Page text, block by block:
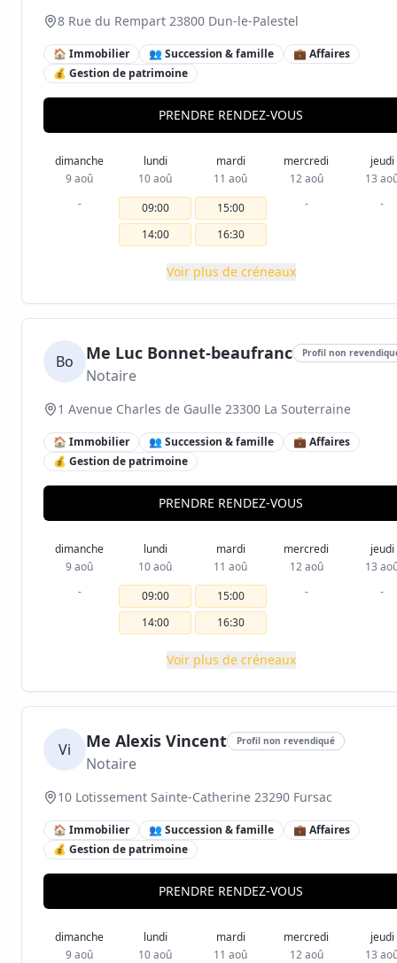
8 Rue du Rempart 23800 Dun-le-Palestel
🏠 Immobilier 👥 Succession & famille
💼 Affaires
💰 Gestion de patrimoine
PRENDRE RENDEZ-VOUS
dimanche
9 aoû
-
lundi
10 aoû
09:00
14:00
mardi
11 aoû
15:00
16:30
mercredi
12 aoû
-
jeudi
13
-
Voir plus de créneaux
Bo Me Luc Bonnet-beaufranc Profil non
Notaire
1 Avenue Charles de Gaulle 23300 La Souterraine
🏠 Immobilier 👥 Succession & famille
💼 Affaires
💰 Gestion de patrimoine
PRENDRE RENDEZ-VOUS
dimanche
9 aoû
-
lundi
10 aoû
09:00
14:00
mardi
11 aoû
15:00
16:30
mercredi
12 aoû
-
jeudi
13
-
Voir plus de créneaux
Vi Me Alexis Vincent Profil non revendiqué
Notaire
10 Lotissement Sainte-Catherine 23290 Fursac
🏠 Immobilier 👥 Succession & famille
💼 Affaires
💰 Gestion de patrimoine
PRENDRE RENDEZ-VOUS
dimanche
9 aoû
lundi
10 aoû
mardi
11 aoû
mercredi
12 aoû
jeudi
13